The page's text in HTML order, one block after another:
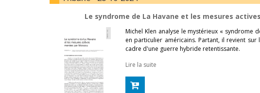
Le syndrome de La Havane et les mesures
Michel Klen analyse le mystérieux « syndrome
en particulier américains. Partant, il revient
cadre d'une guerre hybride retentissante.
Lire la suite